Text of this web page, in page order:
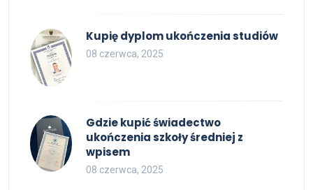
Kupię dyplom ukończenia studiów
08 czerwca, 2025
Gdzie kupić świadectwo
ukończenia szkoły średniej z
wpisem
08 czerwca, 2025